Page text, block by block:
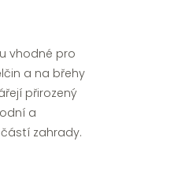
vhodné pro
a na břehy
přirozený
a
zahrady.